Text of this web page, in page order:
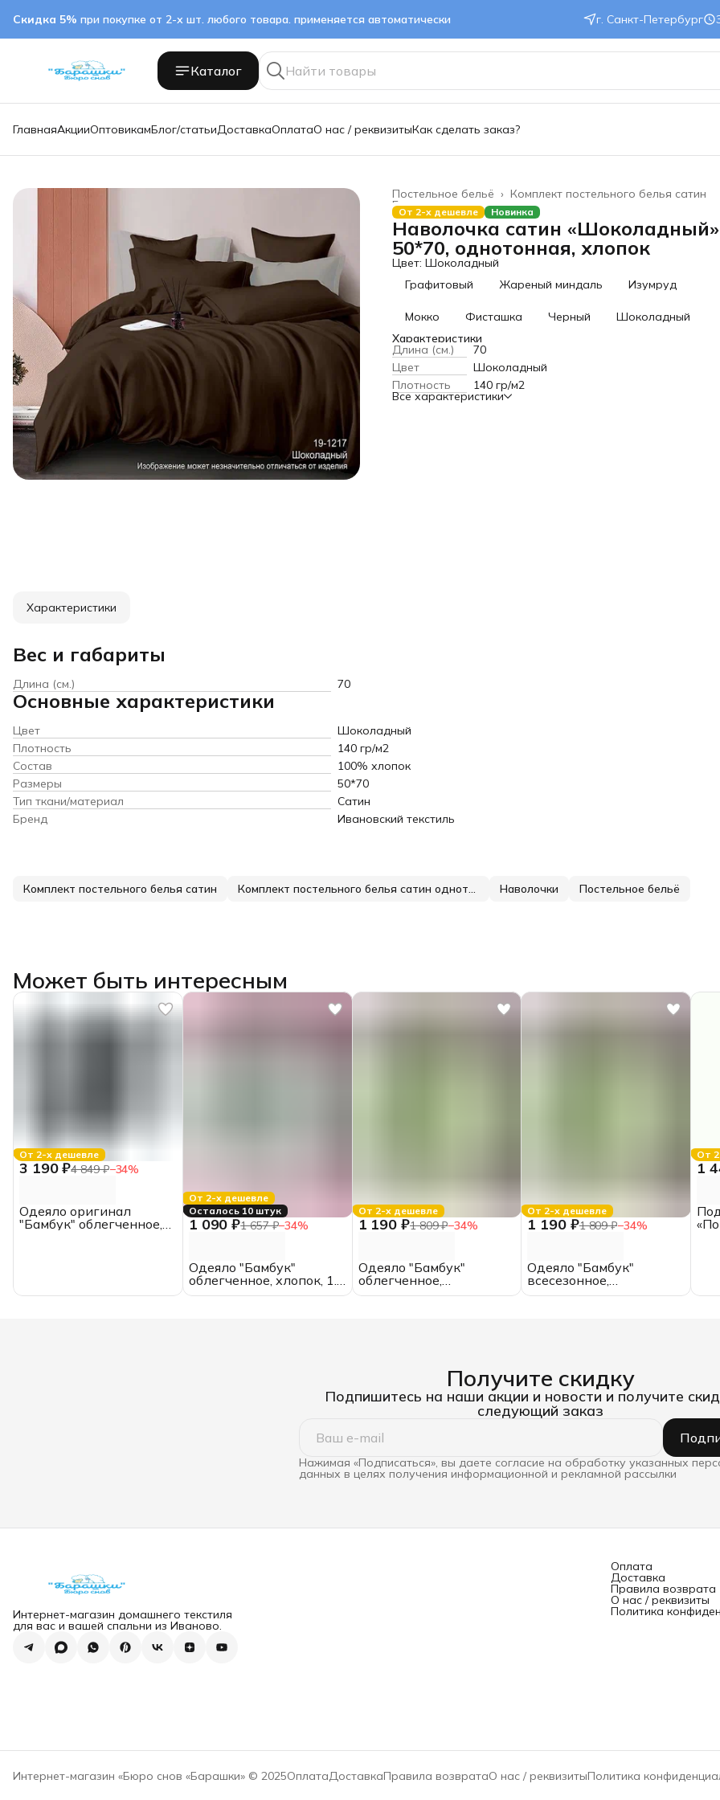
Скидка 5% при покупке от 2-х шт. любого товара. применяется автоматически г. Санкт-Петербург
Каталог
ГлавнаяАкцииОптовикамБлог/статьиДоставкаОплатаО нас / реквизитыКак сделать заказ?
Комплект постельного белья сатин
Постельное бельё ›
Главная ›
От 2-х дешевле Новинка
Наволочка сатин «Шоколадный»
50*70, однотонная, хлопок
Цвет: Шоколадный
Графитовый
Жареный миндаль Изумруд
Мокко Фисташка Черный
Шоколадный
Характеристики
Длина (см.)
70
Цвет
Шоколадный
Плотность
140 гр/м2
Все характеристики
Характеристики
Вес и габариты
Длина (см.) 70
Основные характеристики
Цвет
Шоколадный
Плотность
140 гр/м2
Состав
100% хлопок
Размеры
50*70
Тип ткани/материал
Сатин
Бренд
Ивановский текстиль
Комплект постельного белья сатин Комплект постельного белья сатин однотонный Наволочки Постельное бельё
Может быть интересным
От 2-х дешевле
3 190 ₽4 849 ₽−34%
Одеяло оригинал
"Бамбук" облегченное,
От 2-х дешевле
Осталось 10 штук
1 090 ₽1 657 ₽−34%
Одеяло "Бамбук"
облегченное, хлопок, 1.5
спальное
От 2-х дешевле
1 190 ₽1 809 ₽−34%
Одеяло "Бамбук"
облегченное,
поликоттон, ЕВРО
От 2-х дешевле
1 190 ₽1 809 ₽−34%
Одеяло "Бамбук"
всесезонное,
поликоттон, 2.0
От
1
Получите скидку
Подпишитесь на наши акции и новости и получите
следующий заказ
Нажимая «Подписаться», вы даете согласие на обработку указанных
данных в целях получения информационной и рекламной рассылки
Интернет-магазин домашнего текстиля
для вас и вашей спальни из Иваново.
Оплата
Доставка
Правила возврата
О нас / реквизиты
Политика
Интернет-магазин «Бюро снов «Барашки» © 2025ОплатаДоставкаПравила возвратаО нас / реквизитыПолитика